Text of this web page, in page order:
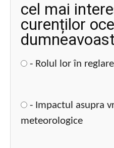
cel mai
curenților
- Rolul lor în
- Impactul asupra
meteorologice